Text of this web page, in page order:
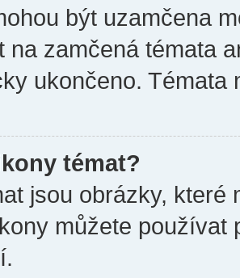
být uzamčena
na zamčená témata
ukončeno.
témat?
jsou obrázky,
můžete používat